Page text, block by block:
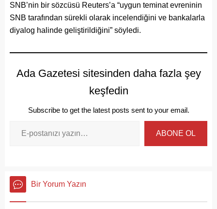
SNB’nin bir sözcüsü Reuters’a “uygun teminat evreninin
SNB tarafından sürekli olarak incelendiğini ve bankalarla
diyalog halinde geliştirildiğini” söyledi.
Ada Gazetesi sitesinden daha fazla şey
keşfedin
Subscribe to get the latest posts sent to your email.
ABONE OL
Bir Yorum Yazın